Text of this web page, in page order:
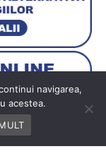
navigarea,
acestea.